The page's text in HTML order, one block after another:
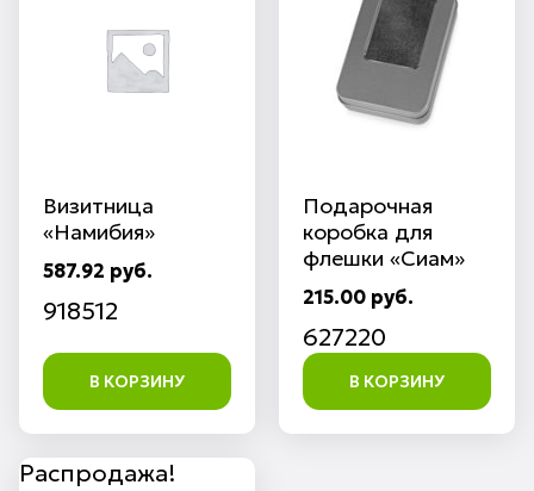
Визитница
«Намибия»
587.92 руб.
918512
В КОРЗИНУ
Подарочная
коробка для
флешки «Сиам»
215.00 руб.
627220
В КОРЗИНУ
Распродажа!